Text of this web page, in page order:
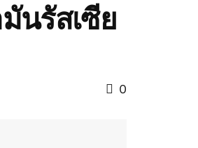
นรัสเซีย
0